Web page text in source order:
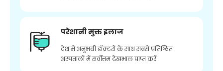
परेशानी मुक्त इलाज
देश में अनुभवी डॉक्टरों के साथ सबसे प्रतिष्ठित
अस्पतालों में सर्वोत्तम देखभाल प्राप्त करें